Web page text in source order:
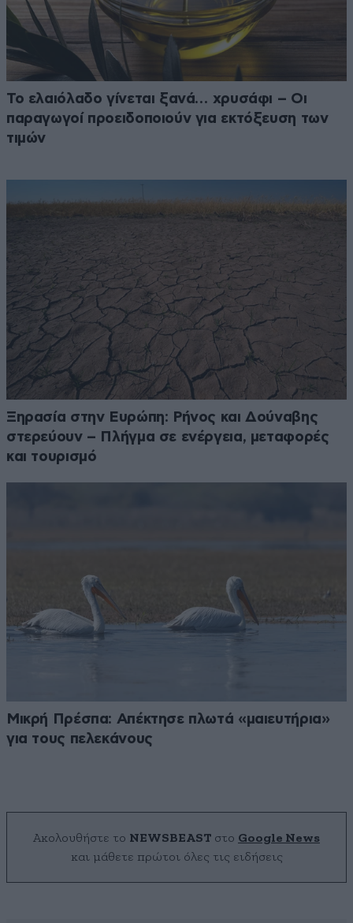
Το ελαιόλαδο γίνεται ξανά… χρυσάφι – Οι
παραγωγοί προειδοποιούν για εκτόξευση των
τιμών
Ξηρασία στην Ευρώπη: Ρήνος και Δούναβης
στερεύουν – Πλήγμα σε ενέργεια, μεταφορές
και τουρισμό
Μικρή Πρέσπα: Απέκτησε πλωτά «μαιευτήρια»
για τους πελεκάνους
Ακολουθήστε το NEWSBEAST στο Google News
και μάθετε πρώτοι όλες τις ειδήσεις